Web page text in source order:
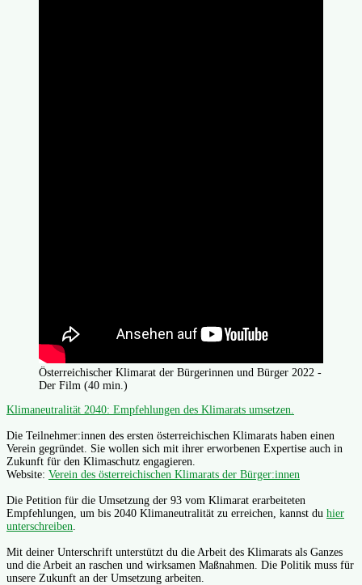
Österreichischer Klimarat der Bürgerinnen und Bürger 2022 -
Der Film (40 min.)
Klimaneutralität 2040: Empfehlungen des Klimarats umsetzen.
Die Teilnehmer:innen des ersten österreichischen Klimarats haben einen
Verein gegründet. Sie wollen sich mit ihrer erworbenen Expertise auch in
Zukunft für den Klimaschutz engagieren.
Website: Verein des österreichischen Klimarats der Bürger:innen
Die Petition für die Umsetzung der 93 vom Klimarat erarbeiteten
Empfehlungen, um bis 2040 Klimaneutralität zu erreichen, kannst du hier
unterschreiben
Mit deiner Unterschrift unterstützt du die Arbeit des Klimarats als Ganzes
und die Arbeit an raschen und wirksamen Maßnahmen. Die Politik muss für
unsere Zukunft an der Umsetzung arbeiten.